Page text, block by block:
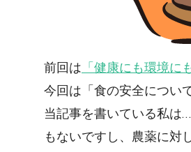
前回は 「健康にも環境に
今回は「食の安全につい
当記事を書いている私は
もないですし、農薬に対